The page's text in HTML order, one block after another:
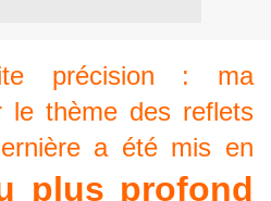
précision : ma
le thème des reflets
a été mis en
plus profond